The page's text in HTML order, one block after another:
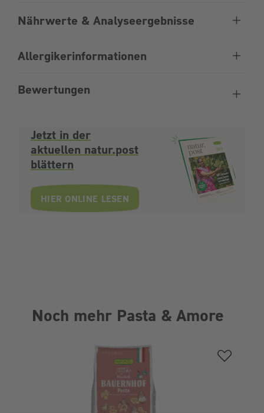
Nährwerte & Analyseergebnisse
Allergikerinformationen
Bewertungen
Jetzt in der
aktuellen natur.post
blättern
HIER ONLINE LESEN
Noch mehr Pasta & Amore